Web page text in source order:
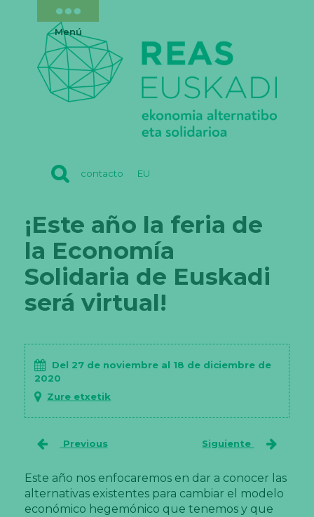
contacto EU
Menú
¡Este año la feria de
la Economía
Solidaria de Euskadi
será virtual!
Del 27 de noviembre al 18 de diciembre de
2020
Zure etxetik
Previous Siguiente
Este año nos enfocaremos en dar a conocer las
alternativas existentes para cambiar el modelo
económico hegemónico que tenemos y que